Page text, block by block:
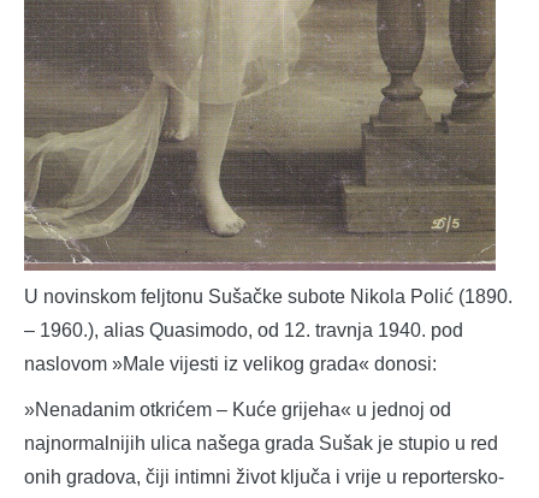
U novinskom feljtonu Sušačke subote Nikola Polić (1890.
– 1960.), alias Quasimodo, od 12. travnja 1940. pod
naslovom »Male vijesti iz velikog grada« donosi:
»Nenadanim otkrićem – Kuće grijeha« u jednoj od
najnormalnijih ulica našega grada Sušak je stupio u red
onih gradova, čiji intimni život ključa i vrije u reportersko-